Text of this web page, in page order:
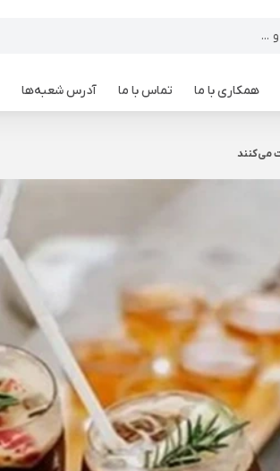
همکاری با ما تماس با ما آدرس شعبه‌ها